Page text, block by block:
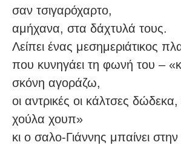
σαν τσιγαρόχαρτο,
αμήχανα, στα δάχτυλά τους.
Λείπει ένας μεσημεριάτικος
που κυνηγάει τη φωνή του –
σκόνη αγοράζω,
οι αντρικές οι κάλτσες
χούλα χουπ»
κι ο σαλο-Γιάννης μπαίνει